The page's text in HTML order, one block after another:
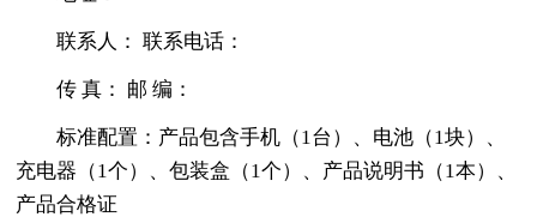
联系人： 联系电话：
传 真： 邮 编：
标准配置：产品包含手机（1台）、电池（1块）、
充电器（1个）、包装盒（1个）、产品说明书（1本）、
产品合格证